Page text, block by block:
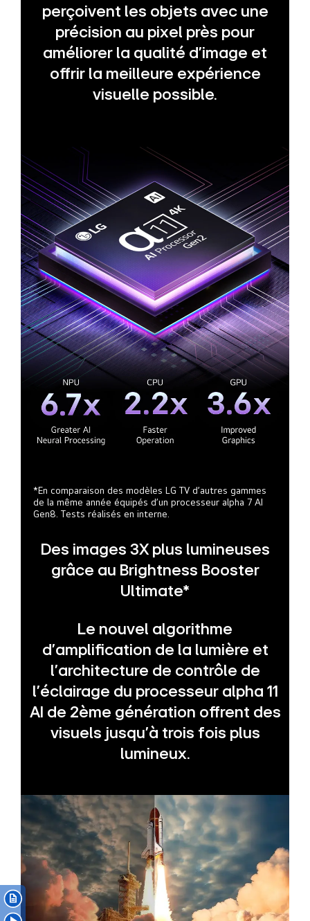
perçoivent les objets avec une
précision au pixel près pour
améliorer la qualité d’image et
offrir la meilleure expérience
visuelle possible.
*En comparaison des modèles LG TV d’autres gammes
de la même année équipés d’un processeur alpha 7 AI
Gen8. Tests réalisés en interne.
Des images 3X plus lumineuses
grâce au Brightness Booster
Ultimate*
Le nouvel algorithme
d’amplification de la lumière et
l’architecture de contrôle de
l’éclairage du processeur alpha 11
AI de 2ème génération offrent des
visuels jusqu’à trois fois plus
lumineux.